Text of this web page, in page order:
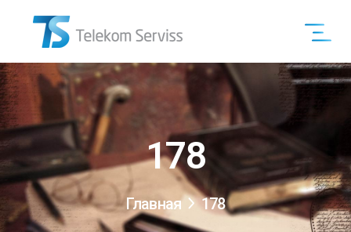
178
Главная 178